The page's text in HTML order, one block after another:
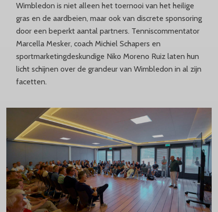
Wimbledon is niet alleen het toernooi van het heilige
gras en de aardbeien, maar ook van discrete sponsoring
door een beperkt aantal partners. Tenniscommentator
Marcella Mesker, coach Michiel Schapers en
sportmarketingdeskundige Niko Moreno Ruiz laten hun
licht schijnen over de grandeur van Wimbledon in al zijn
facetten.